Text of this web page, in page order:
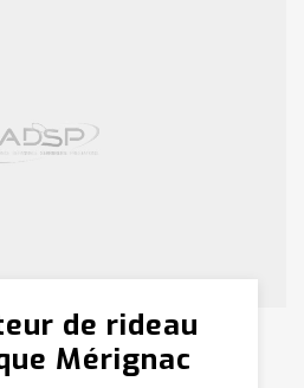
de rideau
Mérignac